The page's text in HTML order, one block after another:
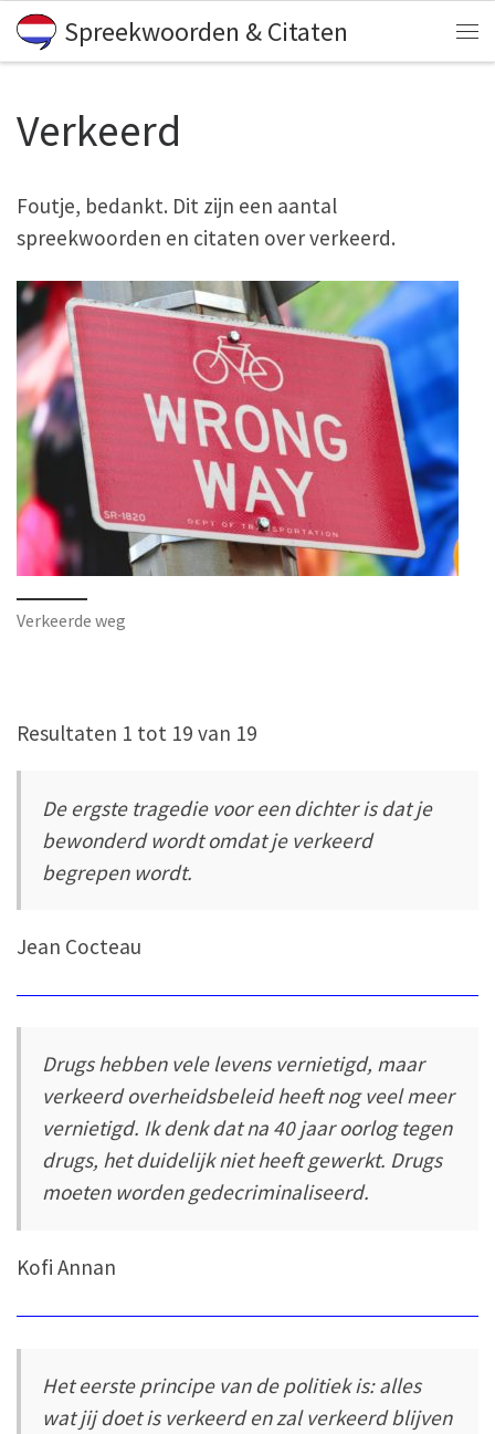
Skip to content
Spreekwoorden & Citaten
Verkeerd
Foutje, bedankt. Dit zijn een aantal
spreekwoorden en citaten over verkeerd.
Verkeerde weg
Resultaten 1 tot 19 van 19
De ergste tragedie voor een dichter is dat je
bewonderd wordt omdat je verkeerd
begrepen wordt.
Jean Cocteau
Drugs hebben vele levens vernietigd, maar
verkeerd overheidsbeleid heeft nog veel meer
vernietigd. Ik denk dat na 40 jaar oorlog tegen
drugs, het duidelijk niet heeft gewerkt. Drugs
moeten worden gedecriminaliseerd.
Kofi Annan
Het eerste principe van de politiek is: alles
wat jij doet is verkeerd en zal verkeerd blijven